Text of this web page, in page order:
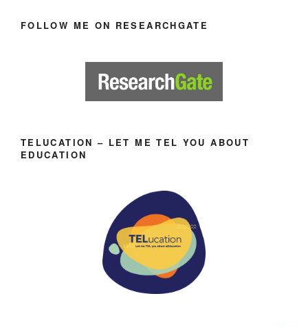
FOLLOW ME ON RESEARCHGATE
TELUCATION – LET ME TEL YOU ABOUT
EDUCATION